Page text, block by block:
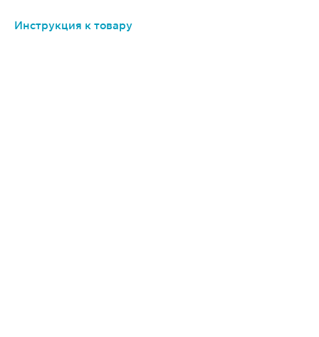
Инструкция к товару